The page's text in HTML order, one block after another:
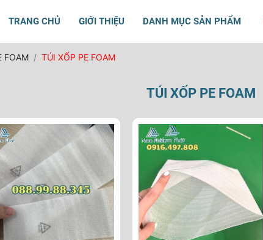
TRANG CHỦ GIỚI THIỆU DANH MỤC SẢN PHẨM
FOAM TÚI XỐP PE FOAM
TÚI XỐP PE FOAM